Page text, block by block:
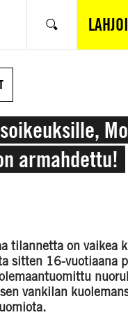
Hae
armahdettu!
tilannetta on vaikea
sitten 16-vuotiaana
vankilan